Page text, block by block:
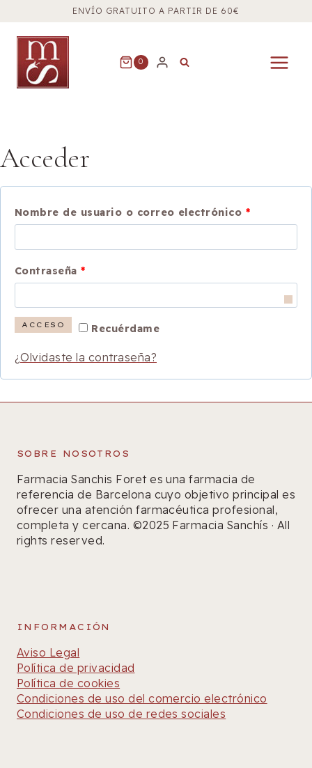
contenido
ENVÍO GRATUITO A PARTIR DE 60€
0
Acceder
Nombre de usuario o correo electrónico *O
i
g
o
r
Contraseña*O
g
r
i
o
Recuérdame
ACCESO
¿Olvidaste la contraseña?
SOBRE NOSOTROS
Farmacia Sanchis Foret es una farmacia de
referencia de Barcelona cuyo objetivo principal es
ofrecer una atención farmacéutica profesional,
completa y cercana. ©2025 Farmacia Sanchís · All
rights reserved.
INFORMACIÓN
Aviso Legal
Política de privacidad
Política de cookies
Condiciones de uso del comercio electrónico
Condiciones de uso de redes sociales